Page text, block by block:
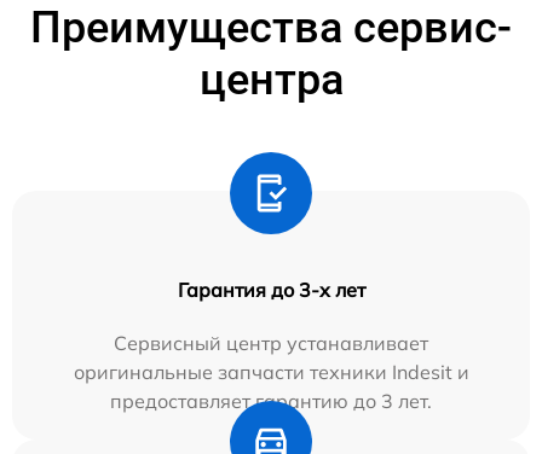
Преимущества сервис-
центра
Гарантия до 3-х лет
Сервисный центр устанавливает
оригинальные запчасти техники Indesit и
предоставляет гарантию до 3 лет.